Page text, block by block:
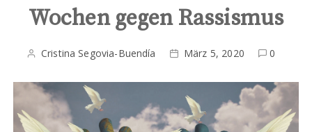
Wochen gegen Rassismus
Cristina Segovia-Buendía März 5, 2020 0